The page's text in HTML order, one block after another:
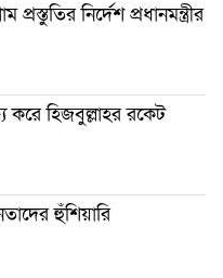
নির্দেশ প্রধানমন্ত্রীর
করে হিজবুল্লাহর রকেট
হুঁশিয়ারি